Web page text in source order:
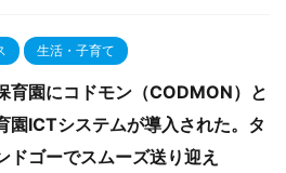
生活・子育て
育園にコドモン（CODMON）と
園ICTシステムが導入された。タ
ドゴーでスムーズ送り迎え